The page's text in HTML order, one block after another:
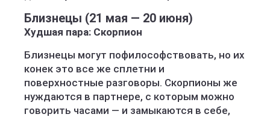
Близнецы (21 мая — 20 июня)
Худшая пара: Скорпион
Близнецы могут пофилософствовать, но их
конек это все же сплетни и
поверхностные разговоры. Скорпионы же
нуждаются в партнере, с которым можно
говорить часами — и замыкаются в себе,